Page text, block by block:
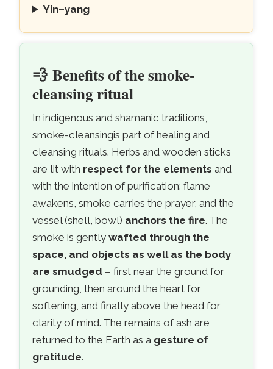
Yin–yang
💨Benefits of the smoke-
cleansing ritual
In indigenous and shamanic traditions,
smoke-cleansingis part of healing and
cleansing rituals. Herbs and wooden sticks
are lit with respect for the elements and
with the intention of purification: flame
awakens, smoke carries the prayer, and the
vessel (shell, bowl) anchors the fire. The
smoke is gentlywafted through the
space, and objects as well as the body
are smudged – first near the ground for
grounding, then around the heart for
softening, and finally above the head for
clarity of mind. The remains of ash are
returned to the Earth as a gesture of
gratitude.